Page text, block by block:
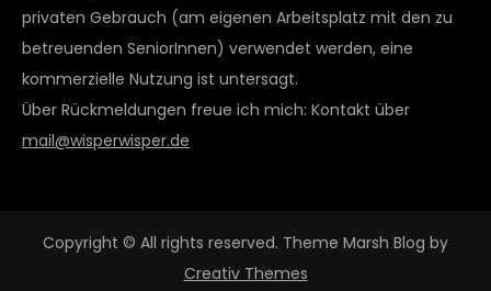
privaten Gebrauch (am eigenen Arbeitsplatz mit den zu
betreuenden SeniorInnen) verwendet werden, eine
kommerzielle Nutzung ist untersagt.
Über Rückmeldungen freue ich mich: Kontakt über
mail@wisperwisper.de
Copyright © All rights reserved. Theme Marsh Blog by
Creativ Themes